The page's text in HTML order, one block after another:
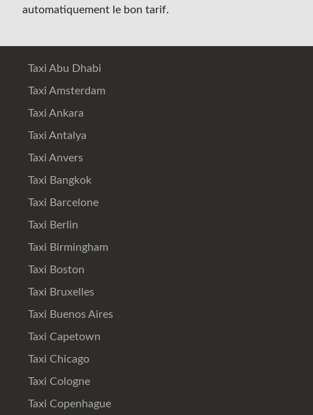
automatiquement le bon tarif.
Taxi Abu Dhabi
Taxi Amsterdam
Taxi Ankara
Taxi Antalya
Taxi Anvers
Taxi Bangkok
Taxi Barcelone
Taxi Berlin
Taxi Birmingham
Taxi Boston
Taxi Bruxelles
Taxi Buenos Aires
Taxi Capetown
Taxi Chicago
Taxi Cologne
Taxi Copenhague